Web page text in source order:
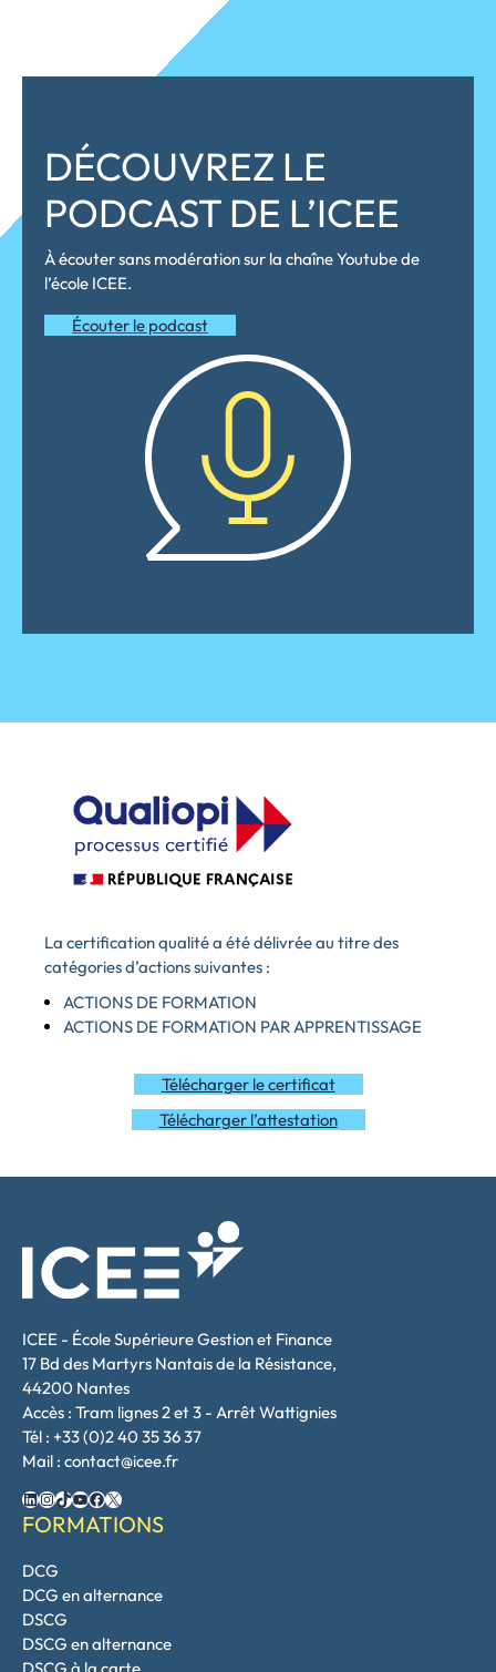
DÉCOUVREZ LE
PODCAST DE L’ICEE
À écouter sans modération sur la chaîne Youtube de
l’école ICEE.
Écouter le podcast
La certification qualité a été délivrée au titre des
catégories d’actions suivantes :
ACTIONS DE FORMATION
ACTIONS DE FORMATION PAR APPRENTISSAGE
Télécharger le certificat
Télécharger l’attestation
ICEE - École Supérieure Gestion et Finance
17 Bd des Martyrs Nantais de la Résistance,
44200 Nantes
Accès : Tram lignes 2 et 3 - Arrêt Wattignies
Tél : +33 (0)2 40 35 36 37
Mail : contact@icee.fr
LinkedIn
Instagram
TikTok
YouTube
Facebook
X
FORMATIONS
DCG
DCG en alternance
DSCG
DSCG en alternance